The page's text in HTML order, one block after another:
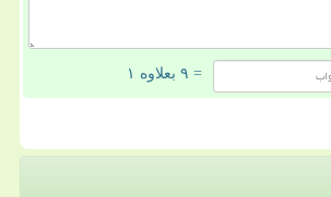
= ۹ بعلاوه ۱